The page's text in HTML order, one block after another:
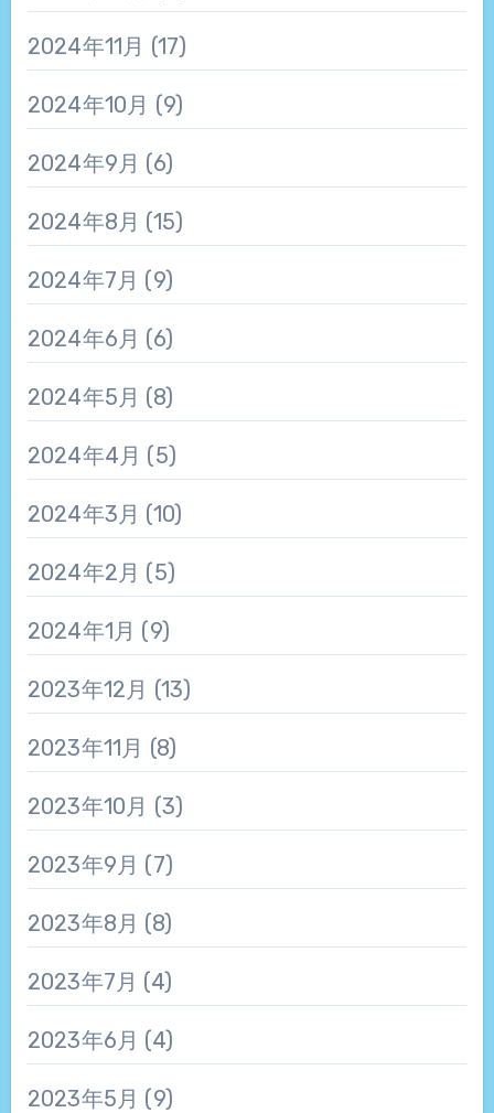
2024年11月 (17)
2024年10月 (9)
2024年9月 (6)
2024年8月 (15)
2024年7月 (9)
2024年6月 (6)
2024年5月 (8)
2024年4月 (5)
2024年3月 (10)
2024年2月 (5)
2024年1月 (9)
2023年12月 (13)
2023年11月 (8)
2023年10月 (3)
2023年9月 (7)
2023年8月 (8)
2023年7月 (4)
2023年6月 (4)
2023年5月 (9)